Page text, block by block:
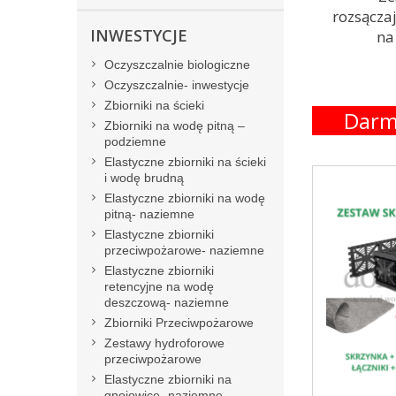
INWESTYCJE
Oczyszczalnie biologiczne
Oczyszczalnie- inwestycje
Zbiorniki na ścieki
Zbiorniki na wodę pitną –
podziemne
Elastyczne zbiorniki na ścieki
i wodę brudną
Elastyczne zbiorniki na wodę
pitną- naziemne
Elastyczne zbiorniki
przeciwpożarowe- naziemne
Elastyczne zbiorniki
retencyjne na wodę
deszczową- naziemne
Zbiorniki Przeciwpożarowe
Zestawy hydroforowe
przeciwpożarowe
Elastyczne zbiorniki na